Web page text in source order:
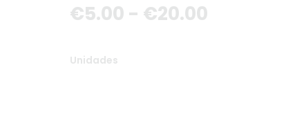
€5.00 - €20.00
Unidades